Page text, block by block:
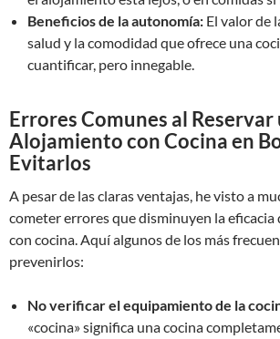
Beneficios de la autonomía: El valor de
salud y la comodidad que ofrece una
cuantificar, pero innegable.
Errores Comunes al Reservar
Alojamiento con Cocina en
Evitarlos
A pesar de las claras ventajas, he visto a
cometer errores que disminuyen la eficacia
con cocina. Aquí algunos de los más
prevenirlos:
No verificar el equipamiento de la
«cocina» significa una cocina